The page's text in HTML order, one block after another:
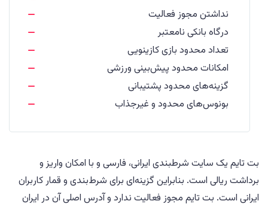
نداشتن مجوز فعالیت
درگاه بانکی نامعتبر
تعداد محدود بازی کازینویی
امکانات محدود پیش‌بینی ورزشی
گزینه‌های محدود پشتیبانی
بونوس‌های محدود و غیرجذاب
بت تایم یک سایت شرطبندی ایرانی، فارسی و با امکان واریز و
برداشت ریالی است. بنابراین گزینه‌ای برای شرط‌بندی و قمار کاربران
ایرانی است. بت تایم مجوز فعالیت ندارد و آدرس اصلی آن در ایران